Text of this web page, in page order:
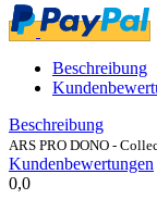
Beschreibung
Beschreibung
ARS PRO DONO -
Kundenbewertungen
0,0